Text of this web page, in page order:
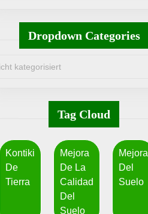
Dropdown Categories
Tag Cloud
Kontiki
De
Tierra
Mejora
De La
Calidad
Del
Suelo
Mejora
Del
Suelo